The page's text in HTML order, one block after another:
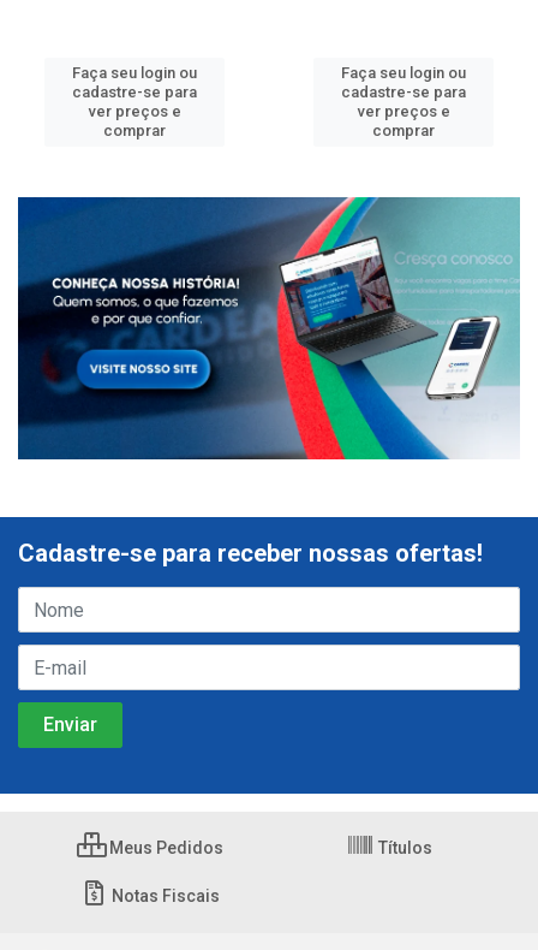
Faça seu login ou
cadastre-se para
ver preços e
comprar
Faça seu login ou
cadastre-se para
ver preços e
comprar
Cadastre-se para receber nossas ofertas!
Meus Pedidos Títulos
Notas Fiscais